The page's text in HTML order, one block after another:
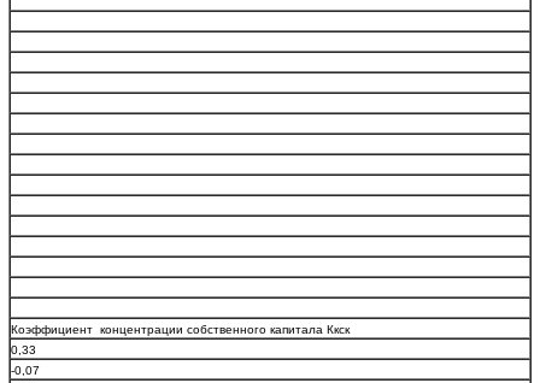
Коэффициент концентрации собственного капитала Ккск
0,33
-0,07